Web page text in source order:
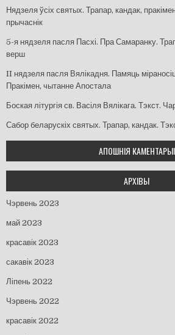
Нядзеля ўсіх святых. Трапар, кандак,
прычаснік
5-я нядзеля пасля Пасхі. Пра Самаранку.
верш
II нядзеля пасля Вялікадня. Памяць
Пракімен, чытанне Апостала
Боская літургія св. Васіля Вялікага. Тэкст.
Сабор беларускіх святых. Трапар, кандак.
АПОШНІЯ КАМЕНТАРЫІ
АРХІВЫ
Чэрвень 2023
май 2023
красавік 2023
сакавік 2023
Ліпень 2022
Чэрвень 2022
красавік 2022